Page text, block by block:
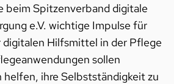
beim Spitzenverband digitale
e.V. wichtige Impulse für
digitalen Hilfsmittel in der Pflege
sollen
ihre Selbstständigkeit zu